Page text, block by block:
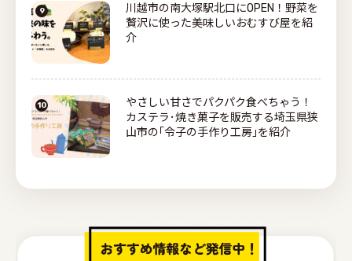
川越市の南大塚駅北口にOPEN！野菜を
贅沢に使った美味しいおむすび屋を紹
介
やさしい甘さでパクパク食べちゃう！
カステラ･焼き菓子を販売する埼玉県狭
山市の｢令子の手作り工房｣を紹介